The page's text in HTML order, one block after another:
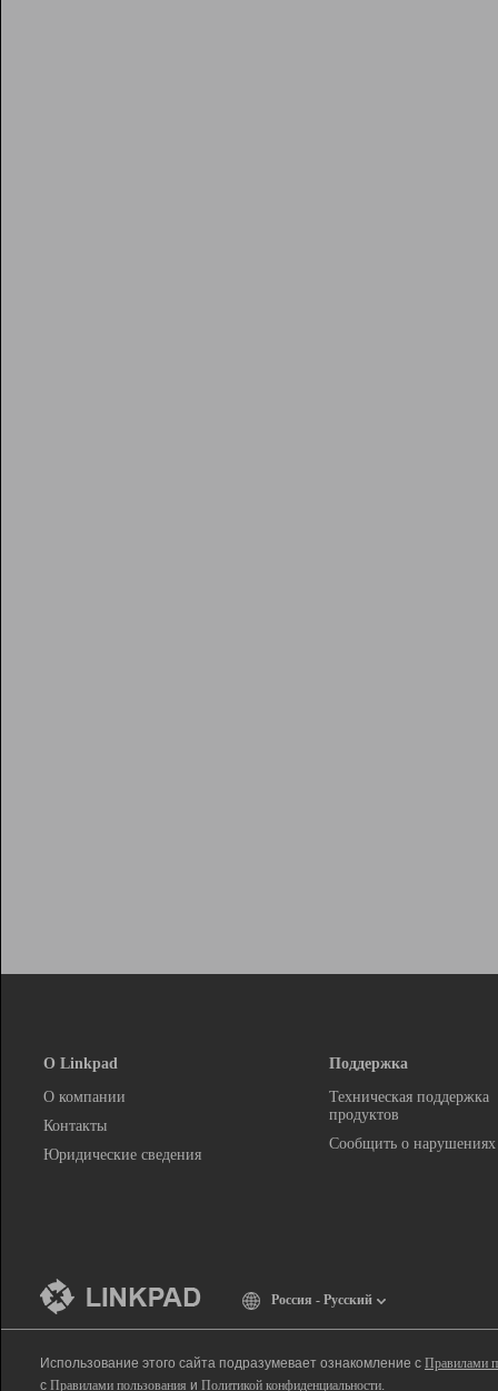
О Linkpad
О компании
Контакты
Юридические сведения
Поддержка
Техническая поддержка
продуктов
Сообщить о нарушениях
Россия - Русский
Использование этого сайта подразумевает ознакомление с Правилами
с Правилами пользования и Политикой конфиденциальности.